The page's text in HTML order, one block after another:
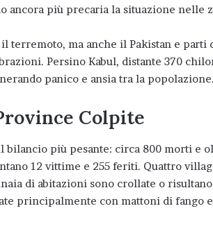
ancora più precaria la situazione nelle
terremoto, ma anche il Pakistan e parti
Persino Kabul, distante 370
panico e ansia tra la popolazione.
Colpite
bilancio più pesante: circa 800 morti e
12 vittime e 255 feriti. Quattro
di abitazioni sono crollate o
principalmente con mattoni di fango